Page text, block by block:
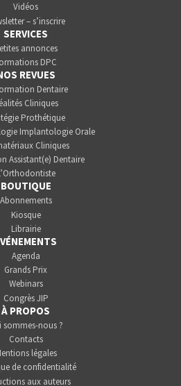
Vidéos
– s’inscrire
SERVICES
annonces
DPC
REVUES
Dentaire
Cliniques
Prothétique
Implantologie Orale
Cliniques
Assistant(e) Dentaire
BOUTIQUE
Abonnements
Kiosque
Librairie
Agenda
Grands Prix
Webinars
Congrès JIP
À PROPOS
sommes-nous ?
Contacts
légales
de confidentialité
aux auteurs